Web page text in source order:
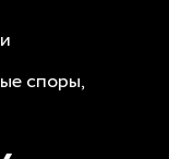
споры,